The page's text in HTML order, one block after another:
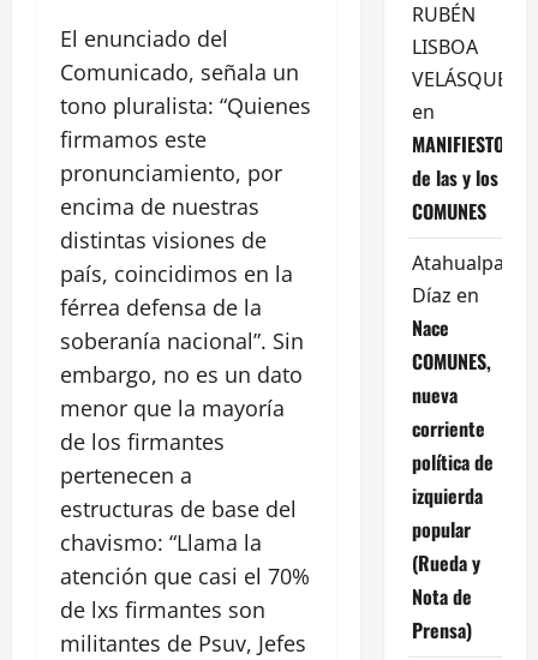
El enunciado del
Comunicado, señala un
tono pluralista: “Quienes
firmamos este
pronunciamiento, por
encima de nuestras
distintas visiones de
país, coincidimos en la
férrea defensa de la
soberanía nacional”. Sin
embargo, no es un dato
menor que la mayoría
de los firmantes
pertenecen a
estructuras de base del
chavismo: “Llama la
atención que casi el 70%
de lxs firmantes son
militantes de Psuv, Jefes
RUBÉN
LISBOA
VELÁSQUEZ
en
MANIFIESTO
de las y los
COMUNES
Atahualpa
Díaz en
Nace
COMUNES,
nueva
corriente
política de
izquierda
popular
(Rueda y
Nota de
Prensa)